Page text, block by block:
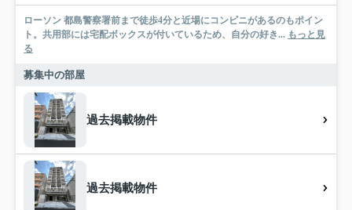
ローソン 都島警察署前まで徒歩4分と近場にコンビニがあるのもポイン
ト。共用部には宅配ボックスが付いているため、自分の好き... もっと見
る
募集中の部屋
過去掲載物件
過去掲載物件